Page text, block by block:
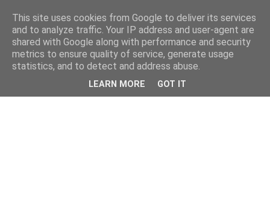
This site uses cookies from Google to deliver its services
and to analyze traffic. Your IP address and user-agent are
shared with Google along with performance and security
metrics to ensure quality of service, generate usage
statistics, and to detect and address abuse.
LEARN MORE GOT IT